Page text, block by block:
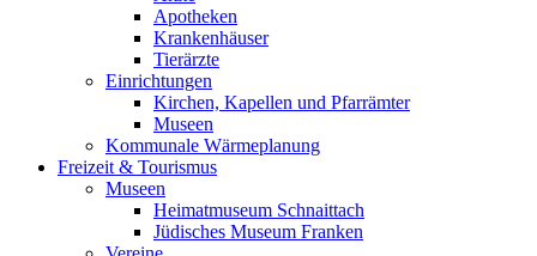
Apotheken
Krankenhäuser
Tierärzte
Einrichtungen
Kirchen, Kapellen und Pfarrämter
Museen
Kommunale Wärmeplanung
Freizeit & Tourismus
Museen
Heimatmuseum Schnaittach
Jüdisches Museum Franken